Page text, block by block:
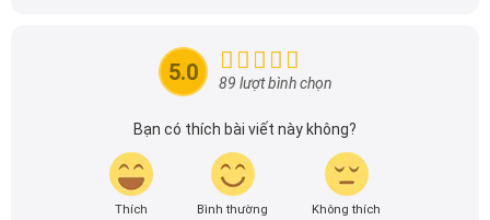
đầu cho những người yêu thích ô tô tại Việt Nam. Hãy
theo dõi tôi để cập nhật thông tin về thị trường ô tô
5.0 89 lượt bình chọn
Bạn có thích bài viết này không?
Thích Bình thường Không thích